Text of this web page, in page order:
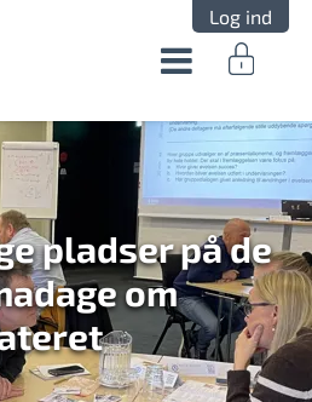
Log ind
pladser på de
om